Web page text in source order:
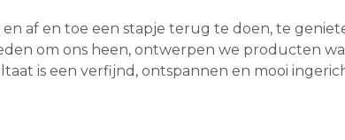
af en toe een stapje terug te doen, te
om ons heen, ontwerpen we producten
is een verfijnd, ontspannen en mooi